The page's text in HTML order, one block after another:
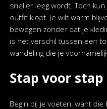
sneller leeg wordt. Toch
outfit klopt. Je wilt warm
bewegen zonder dat je
is het verschil tussen een
wandeling die je
Stap voor
Begin bij je voeten, want